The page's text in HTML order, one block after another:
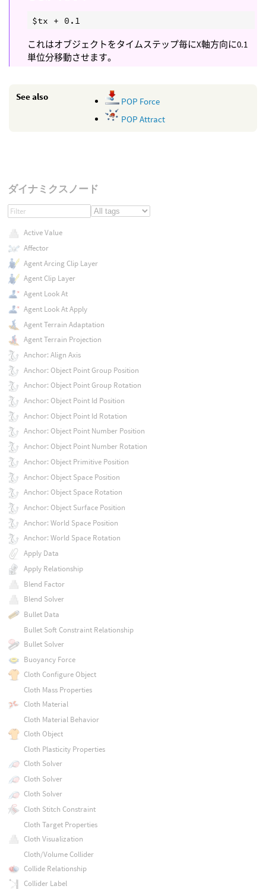
これはオブジェクトをタイムステップ毎にX軸方向に0.1
単位分移動させます。
See also
POP Force
POP Attract
ダイナミクスノード
Active Value
Affector
Agent Arcing Clip Layer
Agent Clip Layer
Agent Look At
Agent Look At Apply
Agent Terrain Adaptation
Agent Terrain Projection
Anchor: Align Axis
Anchor: Object Point Group Position
Anchor: Object Point Group Rotation
Anchor: Object Point Id Position
Anchor: Object Point Id Rotation
Anchor: Object Point Number Position
Anchor: Object Point Number Rotation
Anchor: Object Primitive Position
Anchor: Object Space Position
Anchor: Object Space Rotation
Anchor: Object Surface Position
Anchor: World Space Position
Anchor: World Space Rotation
Apply Data
Apply Relationship
Blend Factor
Blend Solver
Bullet Data
Bullet Soft Constraint Relationship
Bullet Solver
Buoyancy Force
Cloth Configure Object
Cloth Mass Properties
Cloth Material
Cloth Material Behavior
Cloth Object
Cloth Plasticity Properties
Cloth Solver
Cloth Solver
Cloth Solver
Cloth Stitch Constraint
Cloth Target Properties
Cloth Visualization
Cloth/Volume Collider
Collide Relationship
Collider Label